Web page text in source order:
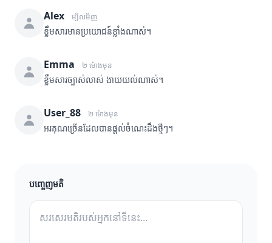
Alex ម្សិលមិញ
ខ្លឹមសារមានប្រយោជន៍ខ្លាំងណាស់។
Emma ២ ម៉ោងមុន
ខ្លឹមសារច្បាស់លាស់ ងាយយល់ណាស់។
User_88 ២ ម៉ោងមុន
អរគុណច្រើនដែលបានផ្តល់ចំណេះដឹងថ្មីៗ។
បញ្ចេញមតិ